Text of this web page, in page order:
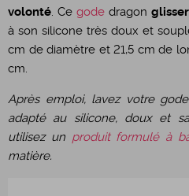
volonté . Ce gode dragon
à son silicone très doux et
cm de diamètre et 21,5 cm de
cm.
Après emploi, lavez votre
adapté au silicone, doux et
utilisez un produit formulé à
matière.